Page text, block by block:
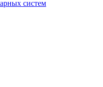
систем